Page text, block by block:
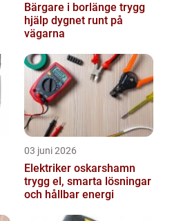
Bärgare i borlänge trygg
hjälp dygnet runt på
vägarna
03 juni 2026
Elektriker oskarshamn
trygg el, smarta lösningar
och hållbar energi